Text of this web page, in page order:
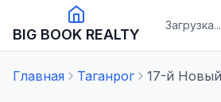
BIG BOOK REALTY
Загрузка...
Главная Таганрог 17-й Новый